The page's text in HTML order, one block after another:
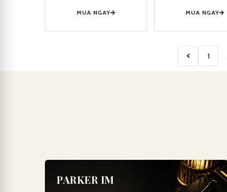
MUA NGAY MUA NGAY
1
PARKER IM